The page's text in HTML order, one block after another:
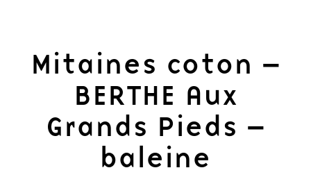
Mitaines coton –
BERTHE Aux
Grands Pieds –
baleine